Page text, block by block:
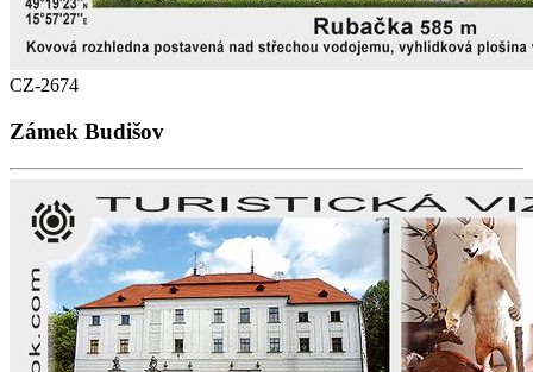
CZ-2674
Zámek Budišov